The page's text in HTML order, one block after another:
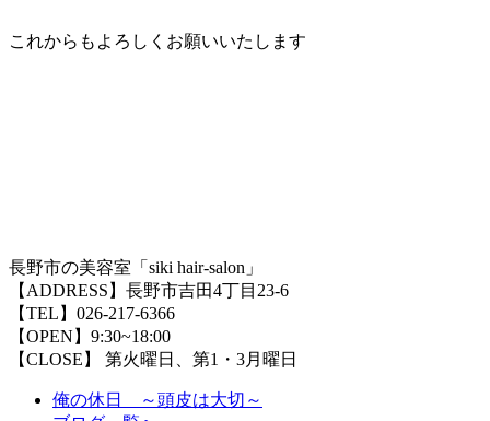
これからもよろしくお願いいたします
長野市の美容室「siki hair-salon」
【ADDRESS】長野市吉田4丁目23-6
【TEL】026-217-6366
【OPEN】9:30~18:00
【CLOSE】 第火曜日、第1・3月曜日
俺の休日 ～頭皮は大切～